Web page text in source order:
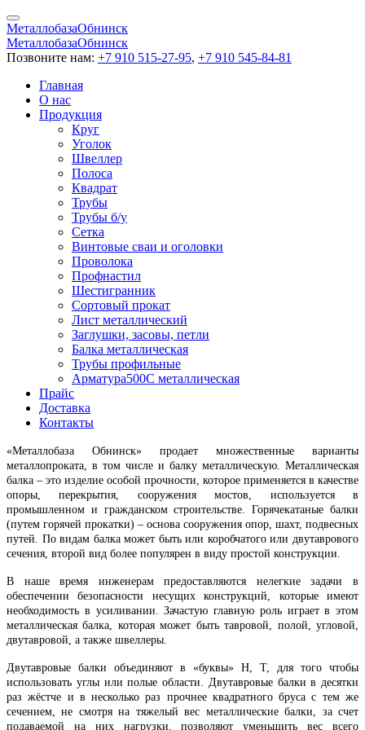
МеталлобазаОбнинск
МеталлобазаОбнинск
Позвоните нам: +7 910 515-27-95, +7 910 545-84-81
Главная
О нас
Продукция
Круг
Уголок
Швеллер
Полоса
Квадрат
Трубы
Трубы б/у
Сетка
Винтовые сваи и оголовки
Проволока
Профнастил
Шестигранник
Сортовый прокат
Лист металлический
Заглушки, засовы, петли
Балка металлическая
Трубы профильные
Арматура500С металлическая
Прайс
Доставка
Контакты
«Металлобаза Обнинск» продает множественные варианты
металлопроката, в том числе и балку металлическую. Металлическая
балка – это изделие особой прочности, которое применяется в качестве
опоры, перекрытия, сооружения мостов, используется в
промышленном и гражданском строительстве. Горячекатаные балки
(путем горячей прокатки) – основа сооружения опор, шахт, подвесных
путей. По видам балка может быть или коробчатого или двутаврового
сечения, второй вид более популярен в виду простой конструкции.
В наше время инженерам предоставляются нелегкие задачи в
обеспечении безопасности несущих конструкций, которые имеют
необходимость в усиливании. Зачастую главную роль играет в этом
металлическая балка, которая может быть тавровой, полой, угловой,
двутавровой, а также швеллеры.
Двутавровые балки объединяют в «буквы» Н, Т, для того чтобы
использовать углы или полые области. Двутавровые балки в десятки
раз жёстче и в несколько раз прочнее квадратного бруса с тем же
сечением, не смотря на тяжелый вес металлические балки, за счет
подаваемой на них нагрузки, позволяют уменьшить вес всего